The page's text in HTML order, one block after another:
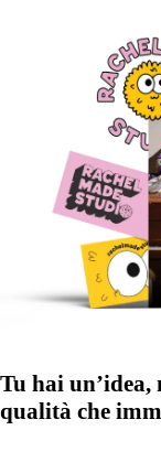
Tu hai
qualità che